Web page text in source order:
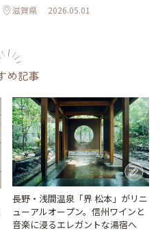
滋賀県 2026.05.01
め記事
長野・浅間温泉「界 松本」がリニ
ューアルオープン。信州ワインと
音楽に浸るエレガントな湯宿へ